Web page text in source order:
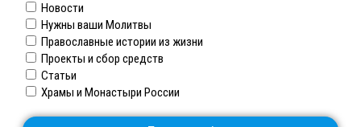
Новости
Нужны ваши Молитвы
Православные истории из жизни
Проекты и сбор средств
Статьи
Храмы и Монастыри России